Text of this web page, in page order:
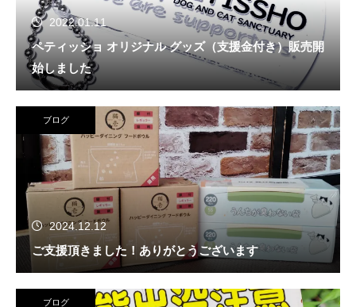
2022.01.11
ペティッショ オリジナル グッズ（支援金付き）販売開
始しました
ブログ
2024.12.12
ご支援頂きました！ありがとうございます
ブログ